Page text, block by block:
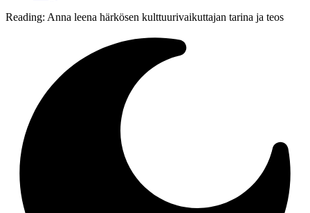
Reading: Anna leena härkösen kulttuurivaikuttajan tarina ja teos